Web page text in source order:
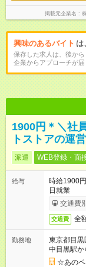
掲載元企業名
興味のあるバイト は
保存した求人は、後から
企業からアプローチが届
1900円＊＼社
トストアの運
派遣 WEB登録・面
給与
時給1900
日就業
交通費
交通費 全
勤務地
東京都目黒
中目黒駅
☆あのペ